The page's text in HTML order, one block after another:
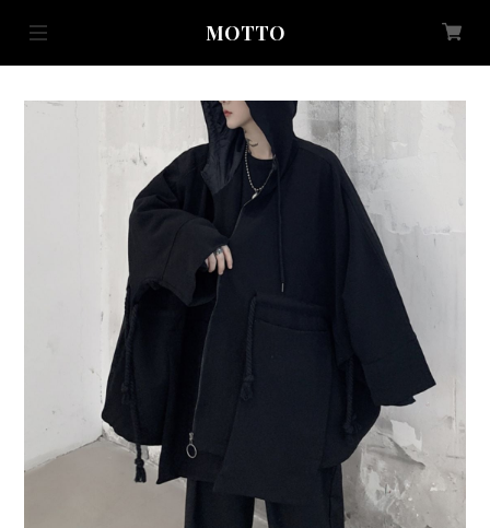
MOTTO